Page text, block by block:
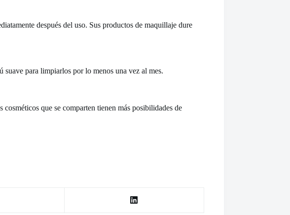
después del uso. Sus productos de maquillaje dure
para limpiarlos por lo menos una vez al mes.
que se comparten tienen más posibilidades de